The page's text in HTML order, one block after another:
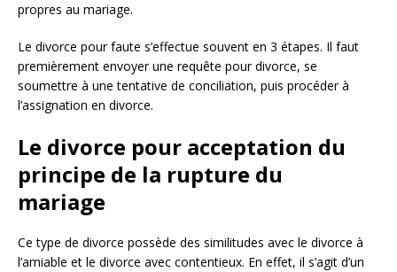
propres au mariage.
Le divorce pour faute s’effectue souvent en 3 étapes. Il faut
premièrement envoyer une requête pour divorce, se
soumettre à une tentative de conciliation, puis procéder à
l’assignation en divorce.
Le divorce pour acceptation du
principe de la rupture du
mariage
Ce type de divorce possède des similitudes avec le divorce à
l’amiable et le divorce avec contentieux. En effet, il s’agit d’un